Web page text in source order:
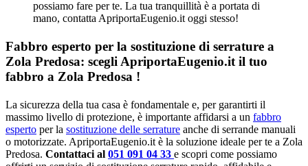
possiamo fare per te. La tua tranquillità è a portata di
mano, contatta ApriportaEugenio.it oggi stesso!
Fabbro esperto per la sostituzione di serrature a
Zola Predosa: scegli ApriportaEugenio.it il tuo
fabbro a Zola Predosa !
La sicurezza della tua casa è fondamentale e, per garantirti il
massimo livello di protezione, è importante affidarsi a un fabbro
esperto per la sostituzione delle serrature anche di serrande manuali
o motorizzate. ApriportaEugenio.it è la soluzione ideale per te a Zola
Predosa. Contattaci al 051 091 04 33 e scopri come possiamo